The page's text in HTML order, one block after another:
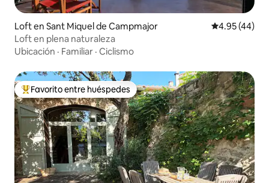
Loft en Sant Miquel de Campmajor Calificación
4.95 (44)
Loft en plena naturaleza
Ubicación · Familiar · Ciclismo
Favorito entre huéspedes preferido
Favorito entre huéspedes